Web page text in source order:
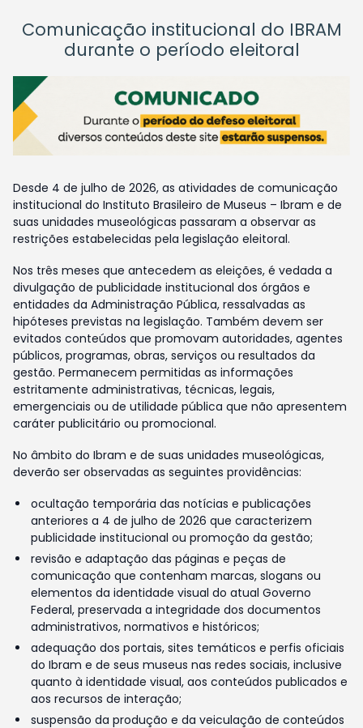
Comunicação institucional do IBRAM
durante o período eleitoral
Desde 4 de julho de 2026, as atividades de comunicação
institucional do Instituto Brasileiro de Museus – Ibram e de
suas unidades museológicas passaram a observar as
restrições estabelecidas pela legislação eleitoral.
Nos três meses que antecedem as eleições, é vedada a
divulgação de publicidade institucional dos órgãos e
entidades da Administração Pública, ressalvadas as
hipóteses previstas na legislação. Também devem ser
evitados conteúdos que promovam autoridades, agentes
públicos, programas, obras, serviços ou resultados da
gestão. Permanecem permitidas as informações
estritamente administrativas, técnicas, legais,
emergenciais ou de utilidade pública que não apresentem
caráter publicitário ou promocional.
No âmbito do Ibram e de suas unidades museológicas,
deverão ser observadas as seguintes providências:
ocultação temporária das notícias e publicações
anteriores a 4 de julho de 2026 que caracterizem
publicidade institucional ou promoção da gestão;
revisão e adaptação das páginas e peças de
comunicação que contenham marcas, slogans ou
elementos da identidade visual do atual Governo
Federal, preservada a integridade dos documentos
administrativos, normativos e históricos;
adequação dos portais, sites temáticos e perfis oficiais
do Ibram e de seus museus nas redes sociais, inclusive
quanto à identidade visual, aos conteúdos publicados e
aos recursos de interação;
suspensão da produção e da veiculação de conteúdos